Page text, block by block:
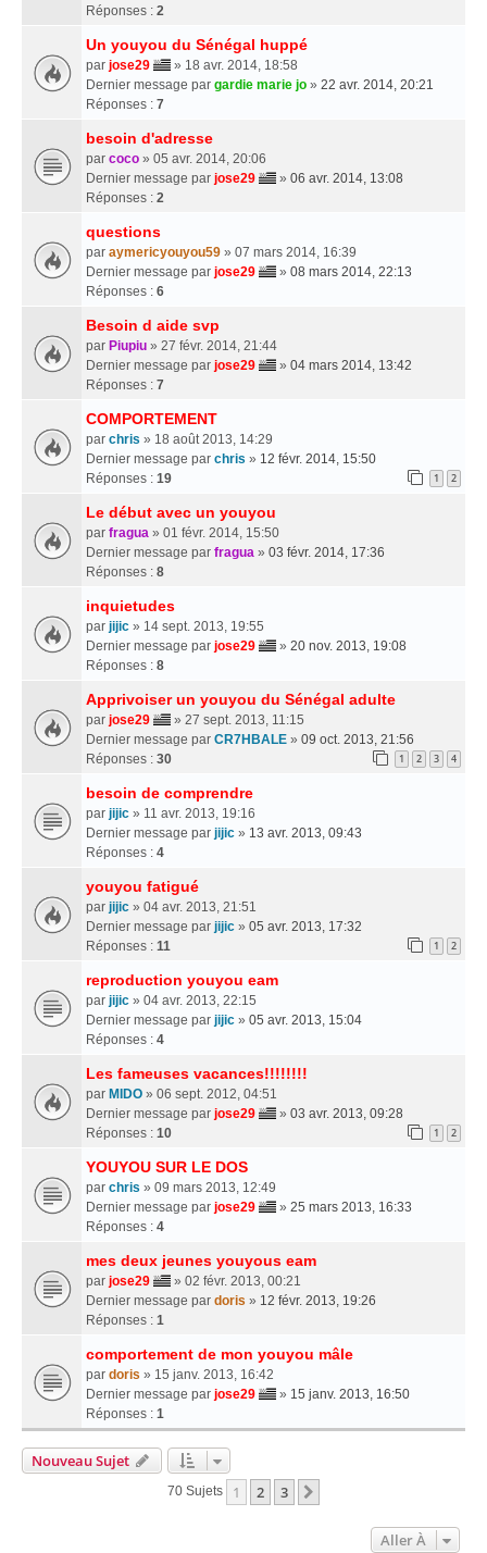
Réponses : 2
Un youyou du Sénégal huppé
par jose29
» 18 avr. 2014, 18:58
Dernier message par gardie marie jo » 22 avr. 2014, 20:21
Réponses : 7
besoin d'adresse
par coco » 05 avr. 2014, 20:06
Dernier message par jose29 » 06 avr. 2014, 13:08
Réponses : 2
questions
par aymericyouyou59 » 07 mars 2014, 16:39
Dernier message par jose29 » 08 mars 2014, 22:13
Réponses : 6
Besoin d aide svp
par Piupiu » 27 févr. 2014, 21:44
Dernier message par jose29 » 04 mars 2014, 13:42
Réponses : 7
COMPORTEMENT
par chris » 18 août 2013, 14:29
Dernier message par chris » 12 févr. 2014, 15:50
Réponses : 19 1 2
Le début avec un youyou
par fragua » 01 févr. 2014, 15:50
Dernier message par fragua » 03 févr. 2014, 17:36
Réponses : 8
inquietudes
par jijic » 14 sept. 2013, 19:55
Dernier message par jose29 » 20 nov. 2013, 19:08
Réponses : 8
Apprivoiser un youyou du Sénégal adulte
par jose29
» 27 sept. 2013, 11:15
Dernier message par CR7HBALE » 09 oct. 2013, 21:56
Réponses : 30 1 2 3 4
besoin de comprendre
par jijic » 11 avr. 2013, 19:16
Dernier message par jijic » 13 avr. 2013, 09:43
Réponses : 4
youyou fatigué
par jijic » 04 avr. 2013, 21:51
Dernier message par jijic » 05 avr. 2013, 17:32
Réponses : 11 1 2
reproduction youyou eam
par jijic » 04 avr. 2013, 22:15
Dernier message par jijic » 05 avr. 2013, 15:04
Réponses : 4
Les fameuses vacances!!!!!!!!
par MIDO » 06 sept. 2012, 04:51
Dernier message par jose29 » 03 avr. 2013, 09:28
Réponses : 10 1 2
YOUYOU SUR LE DOS
par chris » 09 mars 2013, 12:49
Dernier message par jose29 » 25 mars 2013, 16:33
Réponses : 4
mes deux jeunes youyous eam
par jose29
» 02 févr. 2013, 00:21
Dernier message par doris » 12 févr. 2013, 19:26
Réponses : 1
comportement de mon youyou mâle
par doris » 15 janv. 2013, 16:42
Dernier message par jose29 » 15 janv. 2013, 16:50
Réponses : 1
Nouveau Sujet
70 Sujets 1 2 3
Aller À